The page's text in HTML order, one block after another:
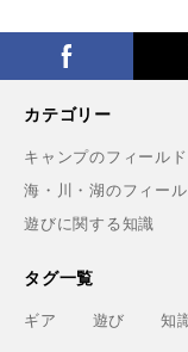
カテゴリー
キャンプのフィールド
海・川・湖のフィール
遊びに関する知識
タグ一覧
ギア 遊び 知